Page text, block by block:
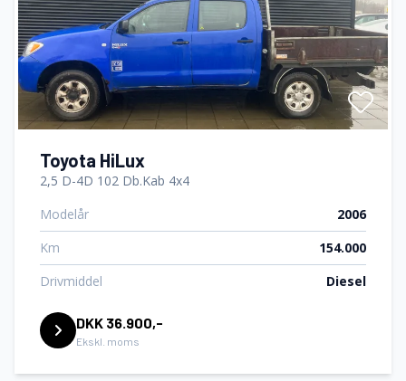
Toyota HiLux
2,5 D-4D 102 Db.Kab 4x4
Modelår
2006
Km
154.000
Drivmiddel
Diesel
DKK 36.900,-
Ekskl. moms